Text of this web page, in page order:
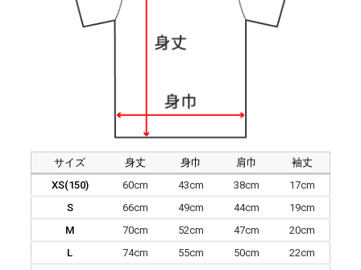
サイズ 身丈 身巾 肩巾
袖丈
XS(150)
60cm 43cm 38cm
17cm
S
66cm 49cm 44cm
19cm
M
70cm 52cm 47cm
20cm
L
74cm 55cm 50cm
22cm